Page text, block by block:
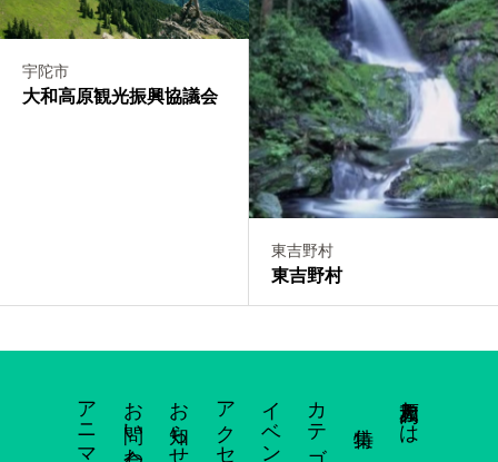
宇陀市
大和高原観光振興協議会
東吉野村
東吉野村
大和高原とは
カテゴリー一覧
イベント行事
アクセス
お知らせ
お問い合わせ